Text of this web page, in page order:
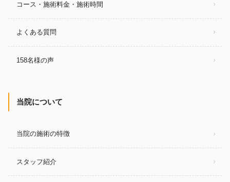
コース・施術料金・施術時間
よくある質問
158名様の声
当院について
当院の施術の特徴
スタッフ紹介